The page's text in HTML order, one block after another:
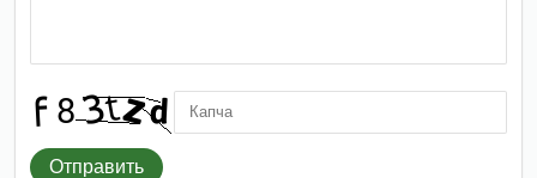
Отправить